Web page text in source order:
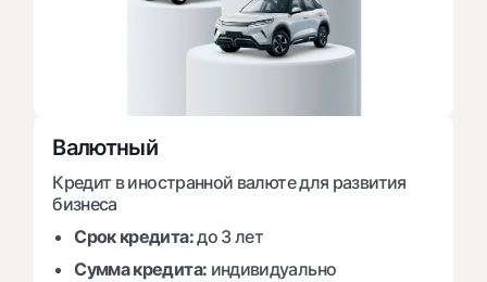
Валютный
Кредит в иностранной валюте для развития
бизнеса
Срок кредита:до 3 лет
Сумма кредита: индивидуально